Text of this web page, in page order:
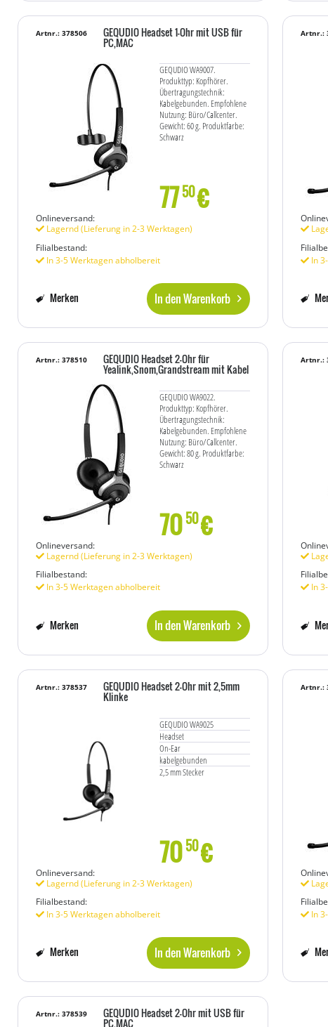
GEQUDIO Headset 1-Ohr mit USB für
PC,MAC
GEQUDIO WA9007.
Produkttyp: Kopfhörer.
Übertragungstechnik:
Kabelgebunden. Empfohlene
Nutzung: Büro/Callcenter.
Gewicht: 60 g. Produktfarbe:
Schwarz
Artnr.: 378506
7750€
Onlineversand:
Lagernd (Lieferung in 2-3 Werktagen)
Filialbestand:
In 3-5 Werktagen abholbereit
In den Warenkorb
Merken
Artnr.:
In
GEQUDIO Headset 2-Ohr für
Yealink,Snom,Grandstream mit Kabel
GEQUDIO WA9022.
Produkttyp: Kopfhörer.
Übertragungstechnik:
Kabelgebunden. Empfohlene
Nutzung: Büro/Callcenter.
Gewicht: 80 g. Produktfarbe:
Schwarz
Artnr.: 378510
7050€
Onlineversand:
Lagernd (Lieferung in 2-3 Werktagen)
Filialbestand:
In 3-5 Werktagen abholbereit
In den Warenkorb
Merken
Artnr.:
In
GEQUDIO Headset 2-Ohr mit 2,5mm
Klinke
GEQUDIO WA9025
Headset
On-Ear
kabelgebunden
2,5 mm Stecker
Artnr.: 378537
7050€
Onlineversand:
Lagernd (Lieferung in 2-3 Werktagen)
Filialbestand:
In 3-5 Werktagen abholbereit
In den Warenkorb
Merken
Artnr.:
In
GEQUDIO Headset 2-Ohr mit USB für
PC,MAC
Artnr.: 378539